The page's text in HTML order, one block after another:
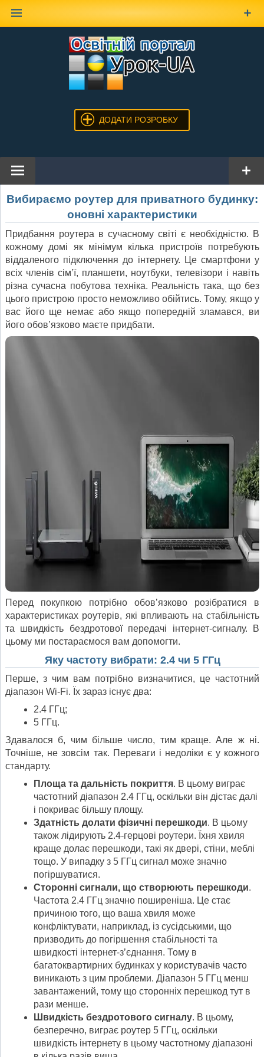
ДОДАТИ РОЗРОБКУ
Вибираємо роутер для приватного будинку:
оновні характеристики
Придбання роутера в сучасному світі є необхідністю. В
кожному домі як мінімум кілька пристроїв потребують
віддаленого підключення до інтернету. Це смартфони у
всіх членів сім’ї, планшети, ноутбуки, телевізори і навіть
різна сучасна побутова техніка. Реальність така, що без
цього пристрою просто неможливо обійтись. Тому, якщо у
вас його ще немає або якщо попередній зламався, ви
його обов’язково маєте придбати.
Перед покупкою потрібно обов’язково розібратися в
характеристиках роутерів, які впливають на стабільність
та швидкість бездротової передачі інтернет-сигналу. В
цьому ми постараємося вам допомогти.
Яку частоту вибрати: 2.4 чи 5 ГГц
Перше, з чим вам потрібно визначитися, це частотний
діапазон Wi-Fi. Їх зараз існує два:
2.4 ГГц;
5 ГГц.
Здавалося б, чим більше число, тим краще. Але ж ні.
Точніше, не зовсім так. Переваги і недоліки є у кожного
стандарту.
Площа та дальність покриття. В цьому виграє
частотний діапазон 2.4 ГГц, оскільки він дістає далі
і покриває більшу площу.
Здатність долати фізичні перешкоди. В цьому
також лідирують 2.4-герцові роутери. Їхня хвиля
краще долає перешкоди, такі як двері, стіни, меблі
тощо. У випадку з 5 ГГц сигнал може значно
погіршуватися.
Сторонні сигнали, що створюють перешкоди.
Частота 2.4 ГГц значно поширеніша. Це стає
причиною того, що ваша хвиля може
конфліктувати, наприклад, із сусідськими, що
призводить до погіршення стабільності та
швидкості інтернет-з’єднання. Тому в
багатоквартирних будинках у користувачів часто
виникають з цим проблеми. Діапазон 5 ГГц менш
завантажений, тому що сторонніх перешкод тут в
рази менше.
Швидкість бездротового сигналу. В цьому,
безперечно, виграє роутер 5 ГГц, оскільки
швидкість інтернету в цьому частотному діапазоні